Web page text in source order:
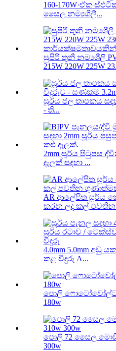
160-170W·ඒක
සෛල නම්‍යශීලී...
සුපිරි තුනී නම්‍යශීලී
215W 220W 225W
සූර්ය ජල තාපකය
- ති...
2mm සූර්ය පිටුපස
දැලක් සඳහා ...
AR ආලේපිත සූර්ය
කරන ලද කල් පවතින
4.0mm 5.0mm අඩු
කළ වීදුරු A...
පොලි
180w
පොලි 72 සෛල
300w